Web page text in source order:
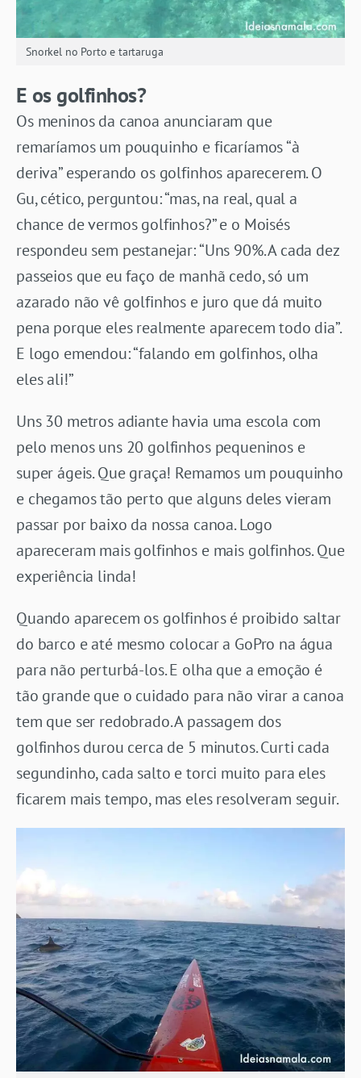
Snorkel no Porto e tartaruga
E os golfinhos?
Os meninos da canoa anunciaram que
remaríamos um pouquinho e ficaríamos “à
deriva” esperando os golfinhos aparecerem. O
Gu, cético, perguntou: “mas, na real, qual a
chance de vermos golfinhos?” e o Moisés
respondeu sem pestanejar: “Uns 90%. A cada dez
passeios que eu faço de manhã cedo, só um
azarado não vê golfinhos e juro que dá muito
pena porque eles realmente aparecem todo dia”.
E logo emendou: “falando em golfinhos, olha
eles ali!”
Uns 30 metros adiante havia uma escola com
pelo menos uns 20 golfinhos pequeninos e
super ágeis. Que graça! Remamos um pouquinho
e chegamos tão perto que alguns deles vieram
passar por baixo da nossa canoa. Logo
apareceram mais golfinhos e mais golfinhos. Que
experiência linda!
Quando aparecem os golfinhos é proibido saltar
do barco e até mesmo colocar a GoPro na água
para não perturbá-los. E olha que a emoção é
tão grande que o cuidado para não virar a canoa
tem que ser redobrado. A passagem dos
golfinhos durou cerca de 5 minutos. Curti cada
segundinho, cada salto e torci muito para eles
ficarem mais tempo, mas eles resolveram seguir.